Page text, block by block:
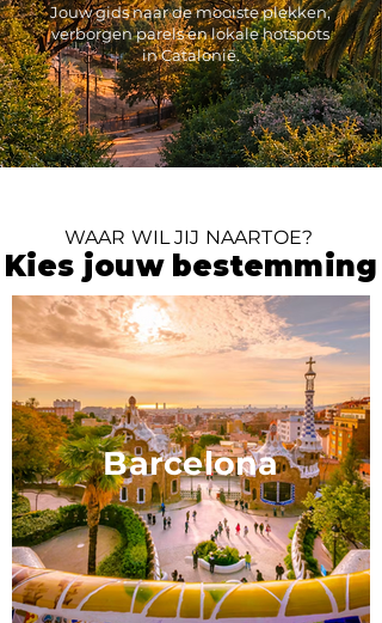
Jouw gids naar de mooiste plekken,
verborgen parels en lokale hotspots
in Catalonië.
WAAR WIL JIJ NAARTOE?
Kies jouw bestemming
Barcelona